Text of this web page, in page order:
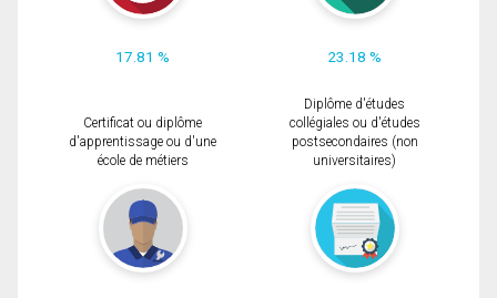
17.81 % 23.18 %
Certificat ou diplôme
d'apprentissage ou d'une
école de métiers
Diplôme d'études
collégiales ou d'études
postsecondaires (non
universitaires)